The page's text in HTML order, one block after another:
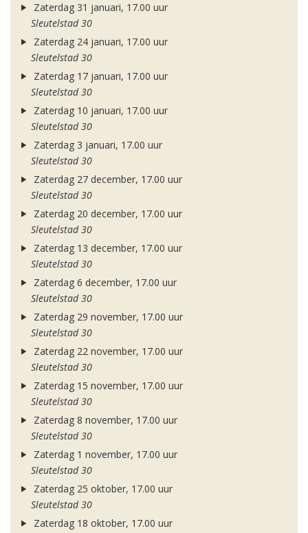
Zaterdag 31 januari, 17.00 uur
Sleutelstad 30
Zaterdag 24 januari, 17.00 uur
Sleutelstad 30
Zaterdag 17 januari, 17.00 uur
Sleutelstad 30
Zaterdag 10 januari, 17.00 uur
Sleutelstad 30
Zaterdag 3 januari, 17.00 uur
Sleutelstad 30
Zaterdag 27 december, 17.00 uur
Sleutelstad 30
Zaterdag 20 december, 17.00 uur
Sleutelstad 30
Zaterdag 13 december, 17.00 uur
Sleutelstad 30
Zaterdag 6 december, 17.00 uur
Sleutelstad 30
Zaterdag 29 november, 17.00 uur
Sleutelstad 30
Zaterdag 22 november, 17.00 uur
Sleutelstad 30
Zaterdag 15 november, 17.00 uur
Sleutelstad 30
Zaterdag 8 november, 17.00 uur
Sleutelstad 30
Zaterdag 1 november, 17.00 uur
Sleutelstad 30
Zaterdag 25 oktober, 17.00 uur
Sleutelstad 30
Zaterdag 18 oktober, 17.00 uur